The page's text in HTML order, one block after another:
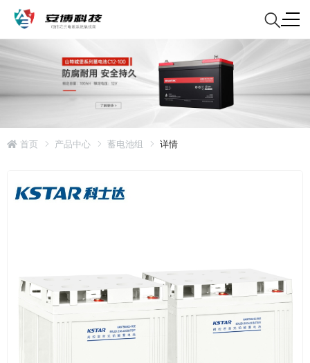
首页 产品中心 蓄电池组 详情